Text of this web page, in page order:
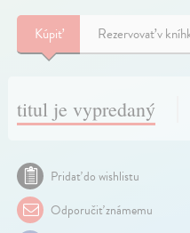
Kúpiť Rezervovať v
titul je vypredaný
Pridať do wishlistu
Odporučiť známemu